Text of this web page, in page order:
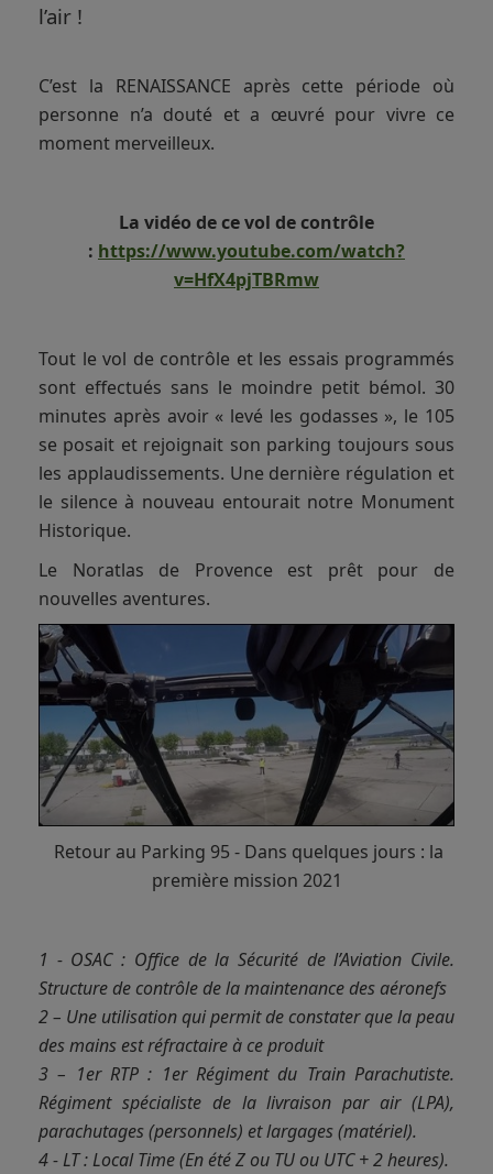
l’air !
C’est la RENAISSANCE après cette période où
personne n’a douté et a œuvré pour vivre ce
moment merveilleux.
La vidéo de ce vol de contrôle
: https://www.youtube.com/watch?
v=HfX4pjTBRmw
Tout le vol de contrôle et les essais programmés
sont effectués sans le moindre petit bémol. 30
minutes après avoir « levé les godasses », le 105
se posait et rejoignait son parking toujours sous
les applaudissements. Une dernière régulation et
le silence à nouveau entourait notre Monument
Historique.
Le Noratlas de Provence est prêt pour de
nouvelles aventures.
Retour au Parking 95 - Dans quelques jours : la
première mission 2021
1 - OSAC : Office de la Sécurité de l’Aviation Civile.
Structure de contrôle de la maintenance des aéronefs
2 – Une utilisation qui permit de constater que la peau
des mains est réfractaire à ce produit
3 – 1er RTP : 1er Régiment du Train Parachutiste.
Régiment spécialiste de la livraison par air (LPA),
parachutages (personnels) et largages (matériel).
4 - LT : Local Time (En été Z ou TU ou UTC + 2 heures).